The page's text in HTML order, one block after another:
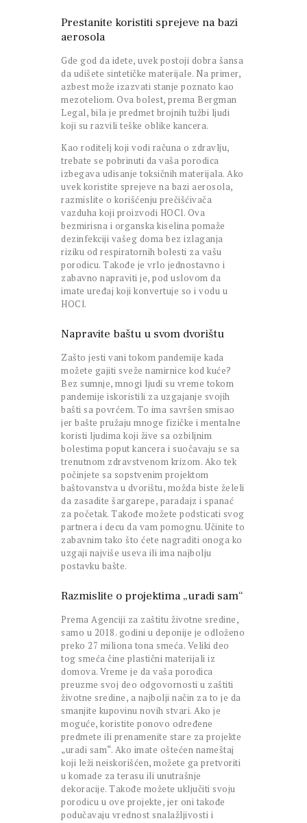
Prestanite koristiti sprejeve na bazi
aerosola
Gde god da idete, uvek postoji dobra šansa
da udišete sintetičke materijale. Na primer,
azbest može izazvati stanje poznato kao
mezoteliom. Ova bolest, prema Bergman
Legal, bila je predmet brojnih tužbi ljudi
koji su razvili teške oblike kancera.
Kao roditelj koji vodi računa o zdravlju,
trebate se pobrinuti da vaša porodica
izbegava udisanje toksičnih materijala. Ako
uvek koristite sprejeve na bazi aerosola,
razmislite o korišćenju prečišćivača
vazduha koji proizvodi HOCl. Ova
bezmirisna i organska kiselina pomaže
dezinfekciji vašeg doma bez izlaganja
riziku od respiratornih bolesti za vašu
porodicu. Takođe je vrlo jednostavno i
zabavno napraviti je, pod uslovom da
imate uređaj koji konvertuje so i vodu u
HOCl.
Napravite baštu u svom dvorištu
Zašto jesti vani tokom pandemije kada
možete gajiti sveže namirnice kod kuće?
Bez sumnje, mnogi ljudi su vreme tokom
pandemije iskoristili za uzgajanje svojih
bašti sa povrćem. To ima savršen smisao
jer bašte pružaju mnoge fizičke i mentalne
koristi ljudima koji žive sa ozbiljnim
bolestima poput kancera i suočavaju se sa
trenutnom zdravstvenom krizom. Ako tek
počinjete sa sopstvenim projektom
baštovanstva u dvorištu, možda biste želeli
da zasadite šargarepe, paradajz i spanać
za početak. Takođe možete podsticati svog
partnera i decu da vam pomognu. Učinite to
zabavnim tako što ćete nagraditi onoga ko
uzgaji najviše useva ili ima najbolju
postavku bašte.
Razmislite o projektima „uradi sam“
Prema Agenciji za zaštitu životne sredine,
samo u 2018. godini u deponije je odloženo
preko 27 miliona tona smeća. Veliki deo
tog smeća čine plastični materijali iz
domova. Vreme je da vaša porodica
preuzme svoj deo odgovornosti u zaštiti
životne sredine, a najbolji način za to je da
smanjite kupovinu novih stvari. Ako je
moguće, koristite ponovo određene
predmete ili prenamenite stare za projekte
„uradi sam“. Ako imate oštećen nameštaj
koji leži neiskorišćen, možete ga pretvoriti
u komade za terasu ili unutrašnje
dekoracije. Takođe možete uključiti svoju
porodicu u ove projekte, jer oni takođe
podučavaju vrednost snalažljivosti i